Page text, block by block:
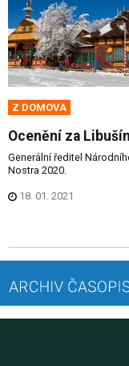
Z DOMOVA
Ocenění za Libušín
Generální ředitel
Nostra 2020.
18. 01. 2021